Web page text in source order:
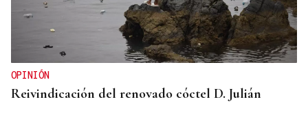
OPINIÓN
Reivindicación del renovado cóctel D. Julián